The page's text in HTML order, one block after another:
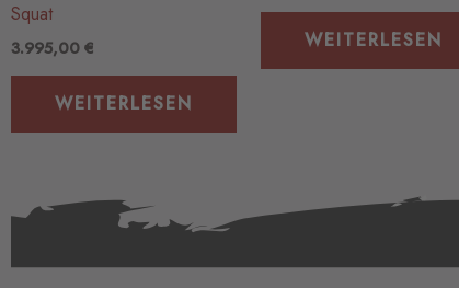
Squat
3.995,00 €
WEITERLESEN
WEITERLESEN